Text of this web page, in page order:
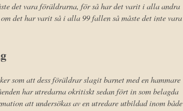
det vara föräldrarna, för så har det varit i alla andra
det har varit så i alla 99 fallen så måste det inte vara
som att dess föräldrar slagit barnet med en hammare
har utredarna okritiskt sedan fört in som belagda
att undersökas av en utredare utbildad inom både